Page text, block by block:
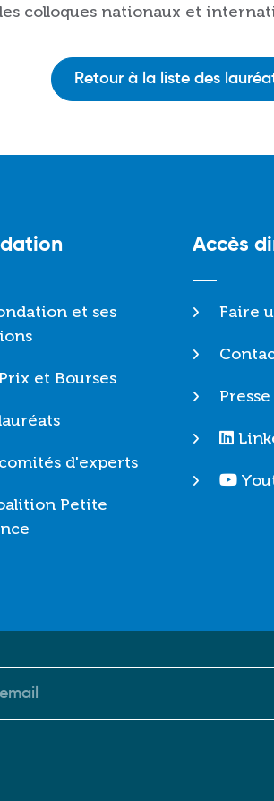
colloques nationaux et
Retour à la liste des
et ses
et Bourses
d'experts
Petite
Accès
Faire
Presse